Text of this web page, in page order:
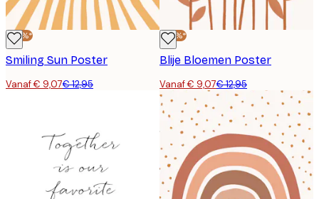
-30%*
Smiling Sun Poster
Vanaf € 9,07€ 12,95
-30%*
Blije Bloemen Poster
Vanaf € 9,07€ 12,95